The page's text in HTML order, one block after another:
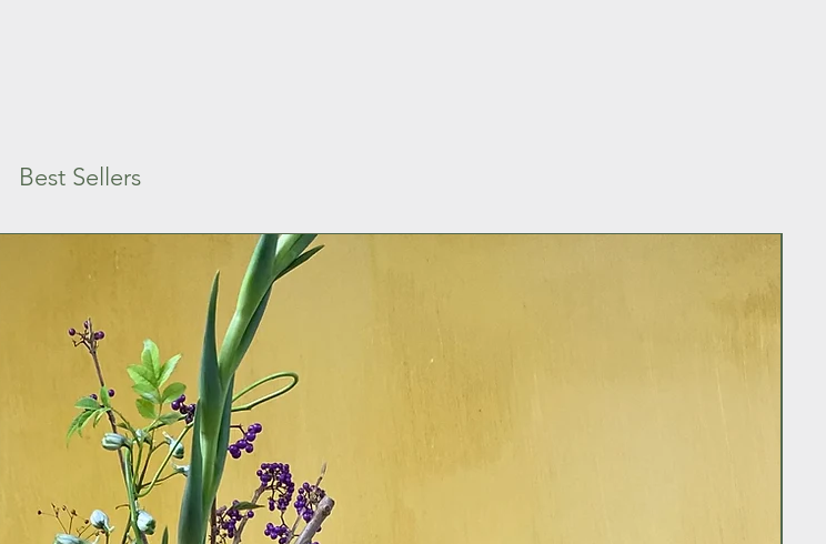
Best Sellers